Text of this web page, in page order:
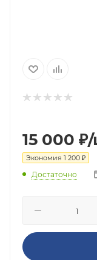
15 000 ₽
Экономия 1 200 ₽
Достаточно